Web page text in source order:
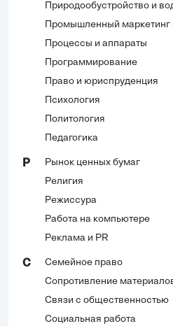
Природообустройство и
Промышленный маркетинг
Процессы и аппараты
Программирование
Право и юриспруденция
Психология
Политология
Педагогика
Р
Рынок ценных бумаг
Религия
Режиссура
Работа на компьютере
Реклама и PR
С
Семейное право
Сопротивление
Связи с общественностью
Социальная работа